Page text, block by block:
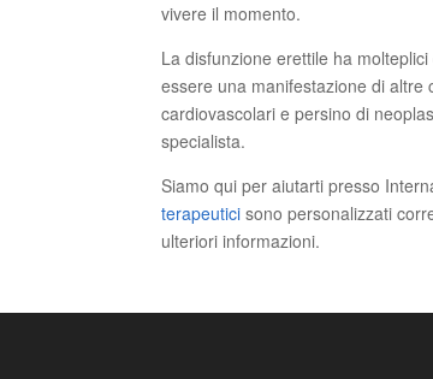
vivere il momento.
La disfunzione erettile ha
essere una manifestazione di
cardiovascolari e persino di
specialista.
Siamo qui per aiutarti presso
terapeutici sono personalizzati
ulteriori informazioni.